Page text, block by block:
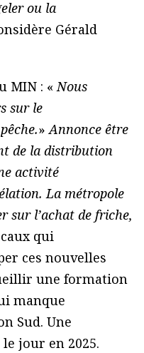
ou la
Gérald
MIN : «Nous
sur le
»Annonce être
de la distribution
activité
La métropole
sur l’achat de friche,
qui
ces nouvelles
une formation
manque
Sud. Une
jour en 2025.